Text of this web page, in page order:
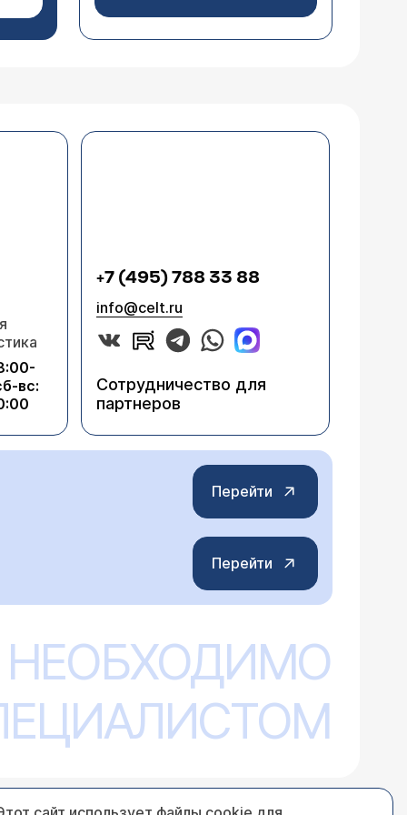
вс:
+7 (495) 788 33 88
info@celt.ru
Сотрудничество для
партнеров
Перейти
Перейти